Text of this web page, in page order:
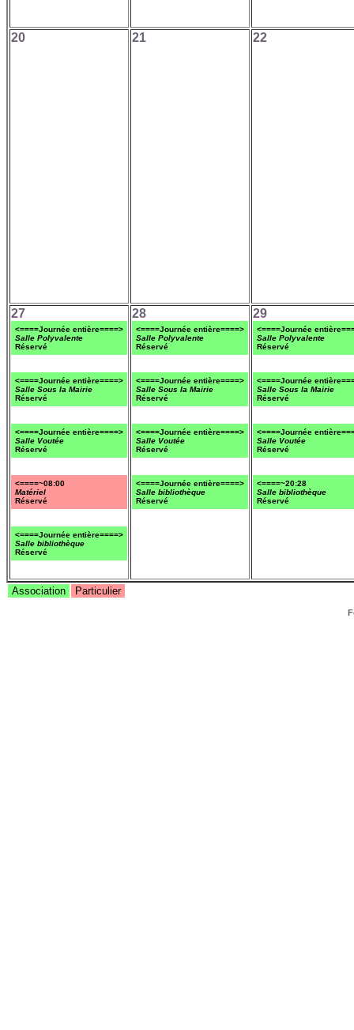
20 21 22
27
<====Journée entière====>
Salle Polyvalente
Réservé
<====Journée entière====>
Salle Sous la Mairie
Réservé
<====Journée entière====>
Salle Voutée
Réservé
<====~08:00
Matériel
Réservé
<====Journée entière====>
Salle bibliothèque
Réservé
28
<====Journée entière====>
Salle Polyvalente
Réservé
<====Journée entière====>
Salle Sous la Mairie
Réservé
<====Journée entière====>
Salle Voutée
Réservé
<====Journée entière====>
Salle bibliothèque
Réservé
29
<====Journée
Salle Polyvalente
Réservé
<====Journée
Salle Sous la Mairie
Réservé
<====Journée
Salle Voutée
Réservé
<====~20:28
Salle bibliothèque
Réservé
Association Particulier